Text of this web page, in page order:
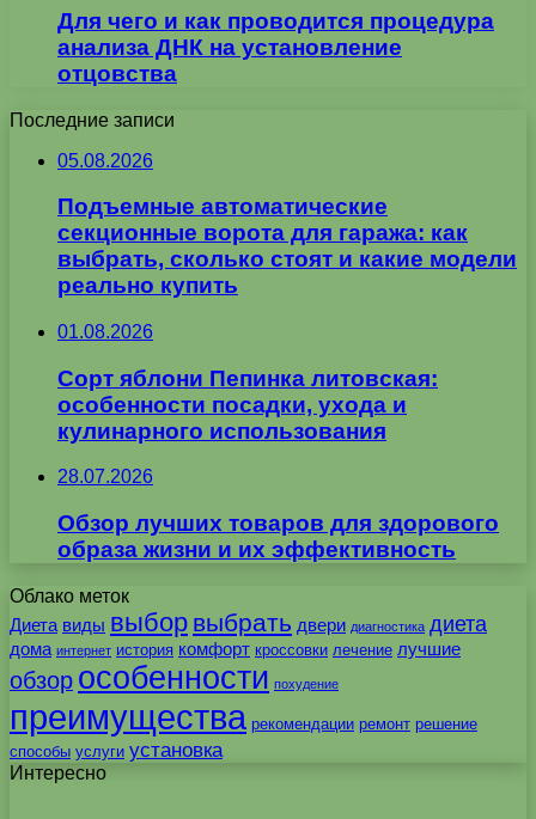
Для чего и как проводится процедура
анализа ДНК на установление
отцовства
Последние записи
05.08.2026
Подъемные автоматические
секционные ворота для гаража: как
выбрать, сколько стоят и какие модели
реально купить
01.08.2026
Сорт яблони Пепинка литовская:
особенности посадки, ухода и
кулинарного использования
28.07.2026
Обзор лучших товаров для здорового
образа жизни и их эффективность
Облако меток
Диета виды выбор выбрать двери диагностика диета
дома интернет история комфорт кроссовки лечение лучшие
обзор особенности похудение
преимущества рекомендации ремонт решение
способы услуги установка
Интересно